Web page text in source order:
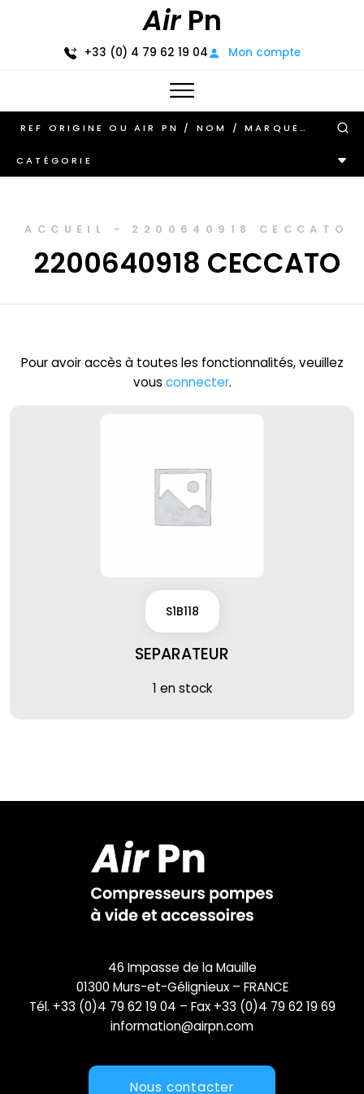
AirPn
+33 (0) 4 79 62 19 04 Mon compte
CATÉGORIE
ACCUEIL - 2200640918 CECCATO
2200640918 CECCATO
Pour avoir accès à toutes les fonctionnalités, veuillez
vous connecter.
S1B118
SEPARATEUR
1 en stock
46 Impasse de la Mauille
01300 Murs-et-Gélignieux – FRANCE
Tél. +33 (0)4 79 62 19 04 – Fax +33 (0)4 79 62 19 69
information@airpn.com
Nous contacter